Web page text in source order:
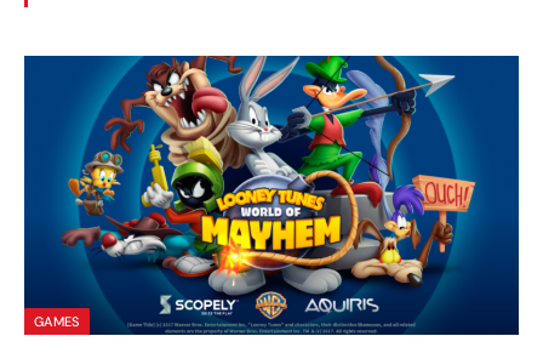
GAMES